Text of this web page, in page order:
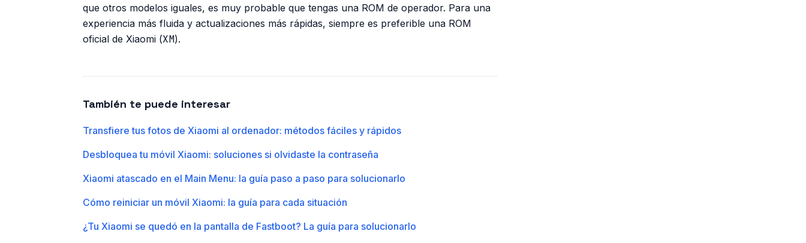
que otros modelos iguales, es muy probable que tengas una ROM de operador. Para una
experiencia más fluida y actualizaciones más rápidas, siempre es preferible una ROM
oficial de Xiaomi (XM).
También te puede interesar
Transfiere tus fotos de Xiaomi al ordenador: métodos fáciles y rápidos
Desbloquea tu móvil Xiaomi: soluciones si olvidaste la contraseña
Xiaomi atascado en el Main Menu: la guía paso a paso para solucionarlo
Cómo reiniciar un móvil Xiaomi: la guía para cada situación
¿Tu Xiaomi se quedó en la pantalla de Fastboot? La guía para solucionarlo